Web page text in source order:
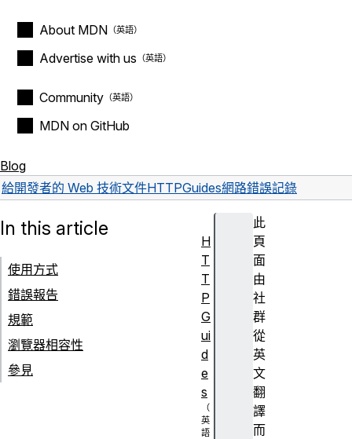
About MDN
Advertise with us
Community
MDN on GitHub
Blog
給開發者的 Web 技術文件HTTPGuides網路錯誤記錄
此
頁
面
由
社
群
從
英
文
翻
譯
而
In this article
使用方式
錯誤報告
規範
瀏覽器相容性
參見
H
T
T
P
G
ui
d
e
s